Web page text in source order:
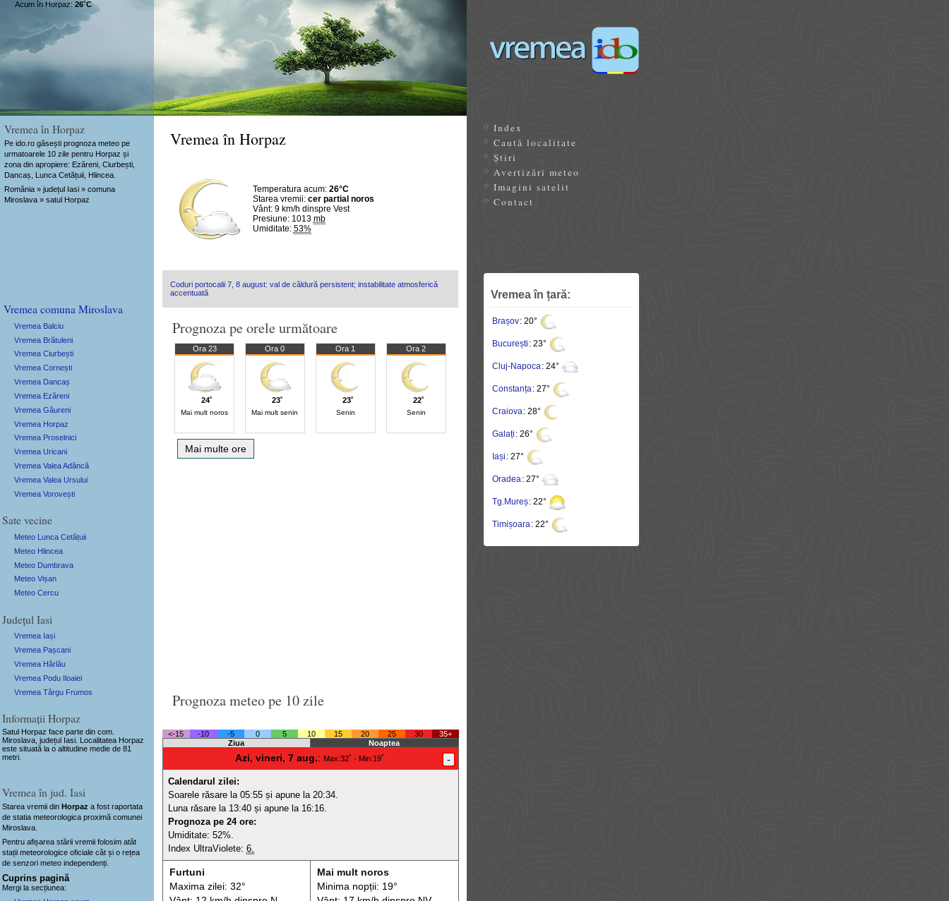
Vremea în Horpaz
Pe ido.ro găsești prognoza meteo pe
urmatoarele 10 zile pentru Horpaz și
zona din apropiere: Ezăreni, Ciurbești,
Dancaș, Lunca Cetățuii, Hlincea.
România » județul Iasi » comuna
Miroslava » satul Horpaz
Vremea în Horpaz
Temperatura acum: 26°C
Starea vremii: cer partial noros
Vânt: 9 km/h dinspre Vest
Presiune: 1013 mb
Umiditate: 53%
Acum în Horpaz: 26˚C
Coduri portocalii 7, 8 august: val de căldură persistent; instabilitate atmosferică
accentuată
Prognoza pe orele următoare
Ora 23
24˚
Mai mult noros
Ora 0
23˚
Mai mult senin
Ora 1
23˚
Senin
Ora 2
22˚
Senin
Mai multe ore
Prognoza meteo pe 10 zile
<-15 -10 -5 0 5 10 15 20 25 30
35+
Ziua
Noaptea
Azi, vineri, 7 aug.: Max:32˚ - Min:19˚ -
Calendarul zilei:
Soarele răsare la 05:55 și apune la 20:34.
Luna răsare la 13:40 și apune la 16:16.
Prognoza pe 24 ore:
Umiditate: 52%.
Index UltraViolete:6.
Furtuni
Maxima zilei: 32°
Mai mult noros
Minima nopții: 19°
Index
Caută localitate
Știri
Avertizări meteo
Imagini satelit
Contact
Vremea în țară:
Brașov: 20°
București : 23°
Cluj-Napoca: 24°
Constanța: 27°
Craiova: 28°
Galați : 26°
Iași : 27°
Oradea: 27°
Tg.Mureș: 22°
Timișoara: 22°
Vremea comuna Miroslava
Vremea Balciu
Vremea Brătuleni
Vremea Ciurbești
Vremea Cornești
Vremea Dancaș
Vremea Ezăreni
Vremea Găureni
Vremea Horpaz
Vremea Proselnici
Vremea Uricani
Vremea Valea Adâncă
Vremea Valea Ursului
Vremea Vorovești
Sate vecine
Meteo Lunca Cetățuii
Meteo Hlincea
Meteo Dumbrava
Meteo Vișan
Meteo Cercu
Județul Iasi
Vremea Iași
Vremea Pașcani
Vremea Hârlău
Vremea Podu Iloaiei
Vremea Târgu Frumos
Informații Horpaz
Satul Horpaz face parte din com.
Miroslava, județul Iasi. Localitatea Horpaz
este situată la o altitudine medie de 81
metri.
Vremea în jud. Iasi
Starea vremii dinHorpaz a fost raportata
de statia meteorologica proximă comunei
Miroslava.
Pentru afișarea stării vremii folosim atât
stații meteorologice oficiale cât și o rețea
de senzori meteoindependenți
Cuprins pagină
Mergi la secțiunea: